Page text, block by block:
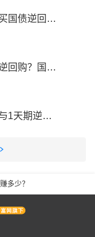
国债逆回购周五买还是周四买好？怎么买国债逆回购划算？
一文全解【国债逆回购】，什么是国债逆回购？国债逆回购怎么买？国债逆回购适合买吗？
五一怎么买国债逆回购最划算？今天参与1天期逆回购计息6天？
多少？